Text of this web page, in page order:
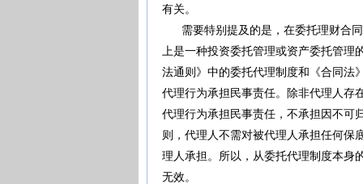
有关。
需要特别提及的是，在委托理财合同
上是一种投资委托管理或资产委托管理
法通则》中的委托代理制度和《合同法
代理行为承担民事责任。除非代理人存
代理行为承担民事责任，不承担因不可
则，代理人不需对被代理人承担任何保
理人承担。所以，从委托代理制度本身
无效。